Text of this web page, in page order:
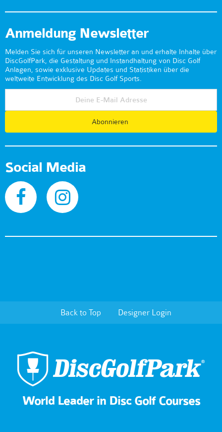
Anmeldung Newsletter
Melden Sie sich für unseren Newsletter an und erhalte Inhalte über
DiscGolfPark, die Gestaltung und Instandhaltung von Disc Golf
Anlagen, sowie exklusive Updates und Statistiken über die
weltweite Entwicklung des Disc Golf Sports.
Abonnieren
Social Media
Back to Top Designer Login
World Leader in Disc Golf Courses